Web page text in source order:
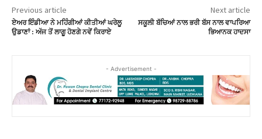
Previous article
ਏਅਰ ਇੰਡੀਆ ਨੇ ਮਹਿੰਗੀਆਂ ਕੀਤੀਆਂ ਘਰੇਲੂ
ਉਡਾਣਾਂ : ਅੱਜ ਤੋਂ ਲਾਗੂ ਹੋਣਗੇ ਨਵੇਂ ਕਿਰਾਏ
Next article
ਸਕੂਲੀ ਬੱਚਿਆਂ ਨਾਲ ਭਰੀ ਬੱਸ ਨਾਲ ਵਾਪਰਿਆ
ਭਿਆਨਕ ਹਾਦਸਾ
- Advertisement -